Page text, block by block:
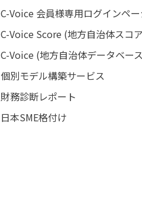
C-Voice 会員様専用ログインペ
C-Voice Score (地方自治体スコ
C-Voice (地方自治体データベー
個別モデル構築サービス
財務診断レポート
日本SME格付け